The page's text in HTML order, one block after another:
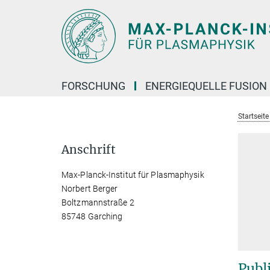
FORSCHUNG ENERGIEQUELLE FUSION
Anschrift
Max-Planck-Institut für Plasmaphysik
Norbert Berger
Boltzmannstraße 2
85748 Garching